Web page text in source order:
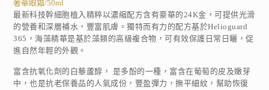
奢華眼霜/50ml
最新科技幹細胞植入精粹以濃縮配方含有豪華的24K金，可提供光滑
的營養和深層補水，豐富肌膚。獨特而有力的配方基於Helioguard
365，海藻精華是基於藻類的高級複合物，可有效保護日常日曬，促
進自然年輕的外觀。
富含抗氧化劑的白藜蘆醇， 是多酚的一種，富含在葡萄的皮及嫩芽
中，也是抗老保養品的人氣成份，豐盈彈力，撫平細紋，幫助恢復